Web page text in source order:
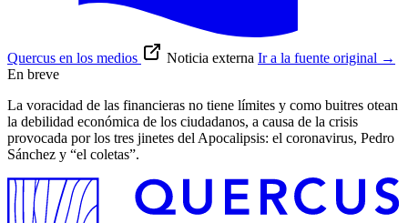
Quercus en los medios Noticia externa Ir a la fuente original →
En breve
La voracidad de las financieras no tiene límites y como buitres otean
la debilidad económica de los ciudadanos, a causa de la crisis
provocada por los tres jinetes del Apocalipsis: el coronavirus, Pedro
Sánchez y “el coletas”.